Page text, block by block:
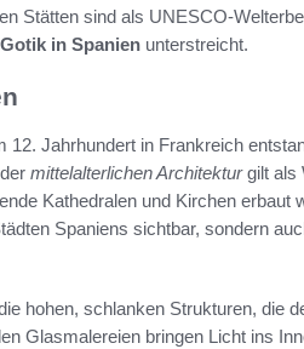
Stätten sind als UNESCO-
Gotik in Spanien unterstreicht.
Jahrhundert in Frankreich
mittelalterlichen Architekturgilt als
Kathedralen und Kirchen erbaut
Spaniens sichtbar, sondern
hohen, schlanken Strukturen, die
Glasmalereien bringen Licht ins